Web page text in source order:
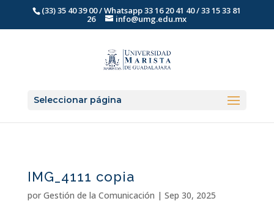
(33) 35 40 39 00 / Whatsapp 33 16 20 41 40 / 33 15 33 81
26 info@umg.edu.mx
Seleccionar página
IMG_4111 copia
por Gestión de la Comunicación | Sep 30, 2025